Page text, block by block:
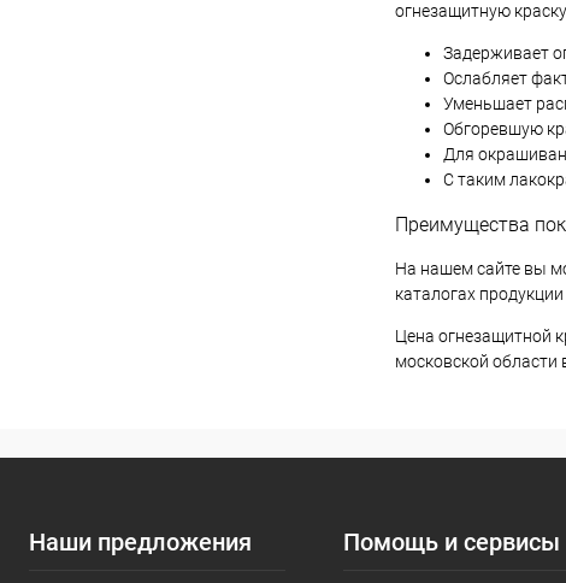
огнезащитную
Задерживает
Ослабляет
Уменьшает
Обгоревшую
Для
С таким
Преимущества
На нашем сайте вы
каталогах
Цена огнезащитной
московской области
Наши предложения Помощь и сервисы